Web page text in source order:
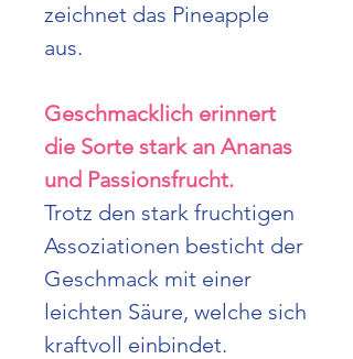
zeichnet das Pineapple
aus.
Geschmacklich erinnert
die Sorte stark an Ananas
und Passionsfrucht.
Trotz den stark fruchtigen
Assoziationen besticht der
Geschmack mit einer
leichten Säure, welche sich
kraftvoll einbindet.